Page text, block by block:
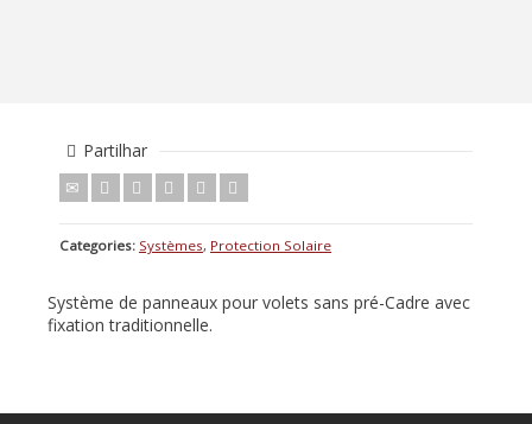
Partilhar
Categories: Systèmes, Protection Solaire
Système de panneaux pour volets sans pré-Cadre avec
fixation traditionnelle.